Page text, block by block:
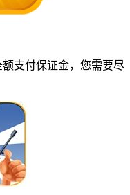
支付保证金，您需要尽